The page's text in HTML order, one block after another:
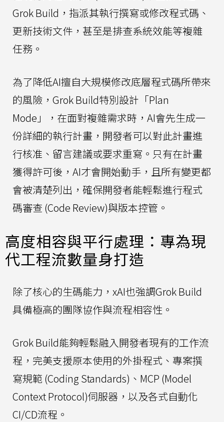
Grok Build，指派其執行撰寫或修改程式碼、
更新技術文件，甚至是排查系統效能等複雜
任務。
為了降低AI擅自大規模修改底層程式碼所帶來
的風險，Grok Build特別設計「Plan
Mode」，在面對複雜需求時，AI會先生成一
份詳細的執行計畫，開發者可以對此計畫進
行核准、留言建議或要求重寫。只有在計畫
獲得許可後，AI才會開始動手，且所有變更都
會被清楚列出，確保開發者能輕鬆進行程式
碼審查 (Code Review)與版本控管。
高度相容與平行處理：專為現
代工程流數量身打造
除了核心的生碼能力，xAI也強調Grok Build
具備極高的團隊協作與流程相容性。
Grok Build能夠輕鬆融入開發者現有的工作流
程，完美支援原本使用的外掛程式、專案撰
寫規範 (Coding Standards)、MCP (Model
Context Protocol)伺服器，以及各式自動化
CI/CD流程。